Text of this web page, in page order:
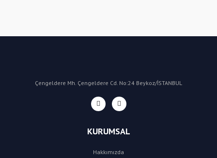
Çengeldere Mh. Çengeldere Cd. No:24 Beykoz/İSTANBUL
KURUMSAL
Hakkımızda